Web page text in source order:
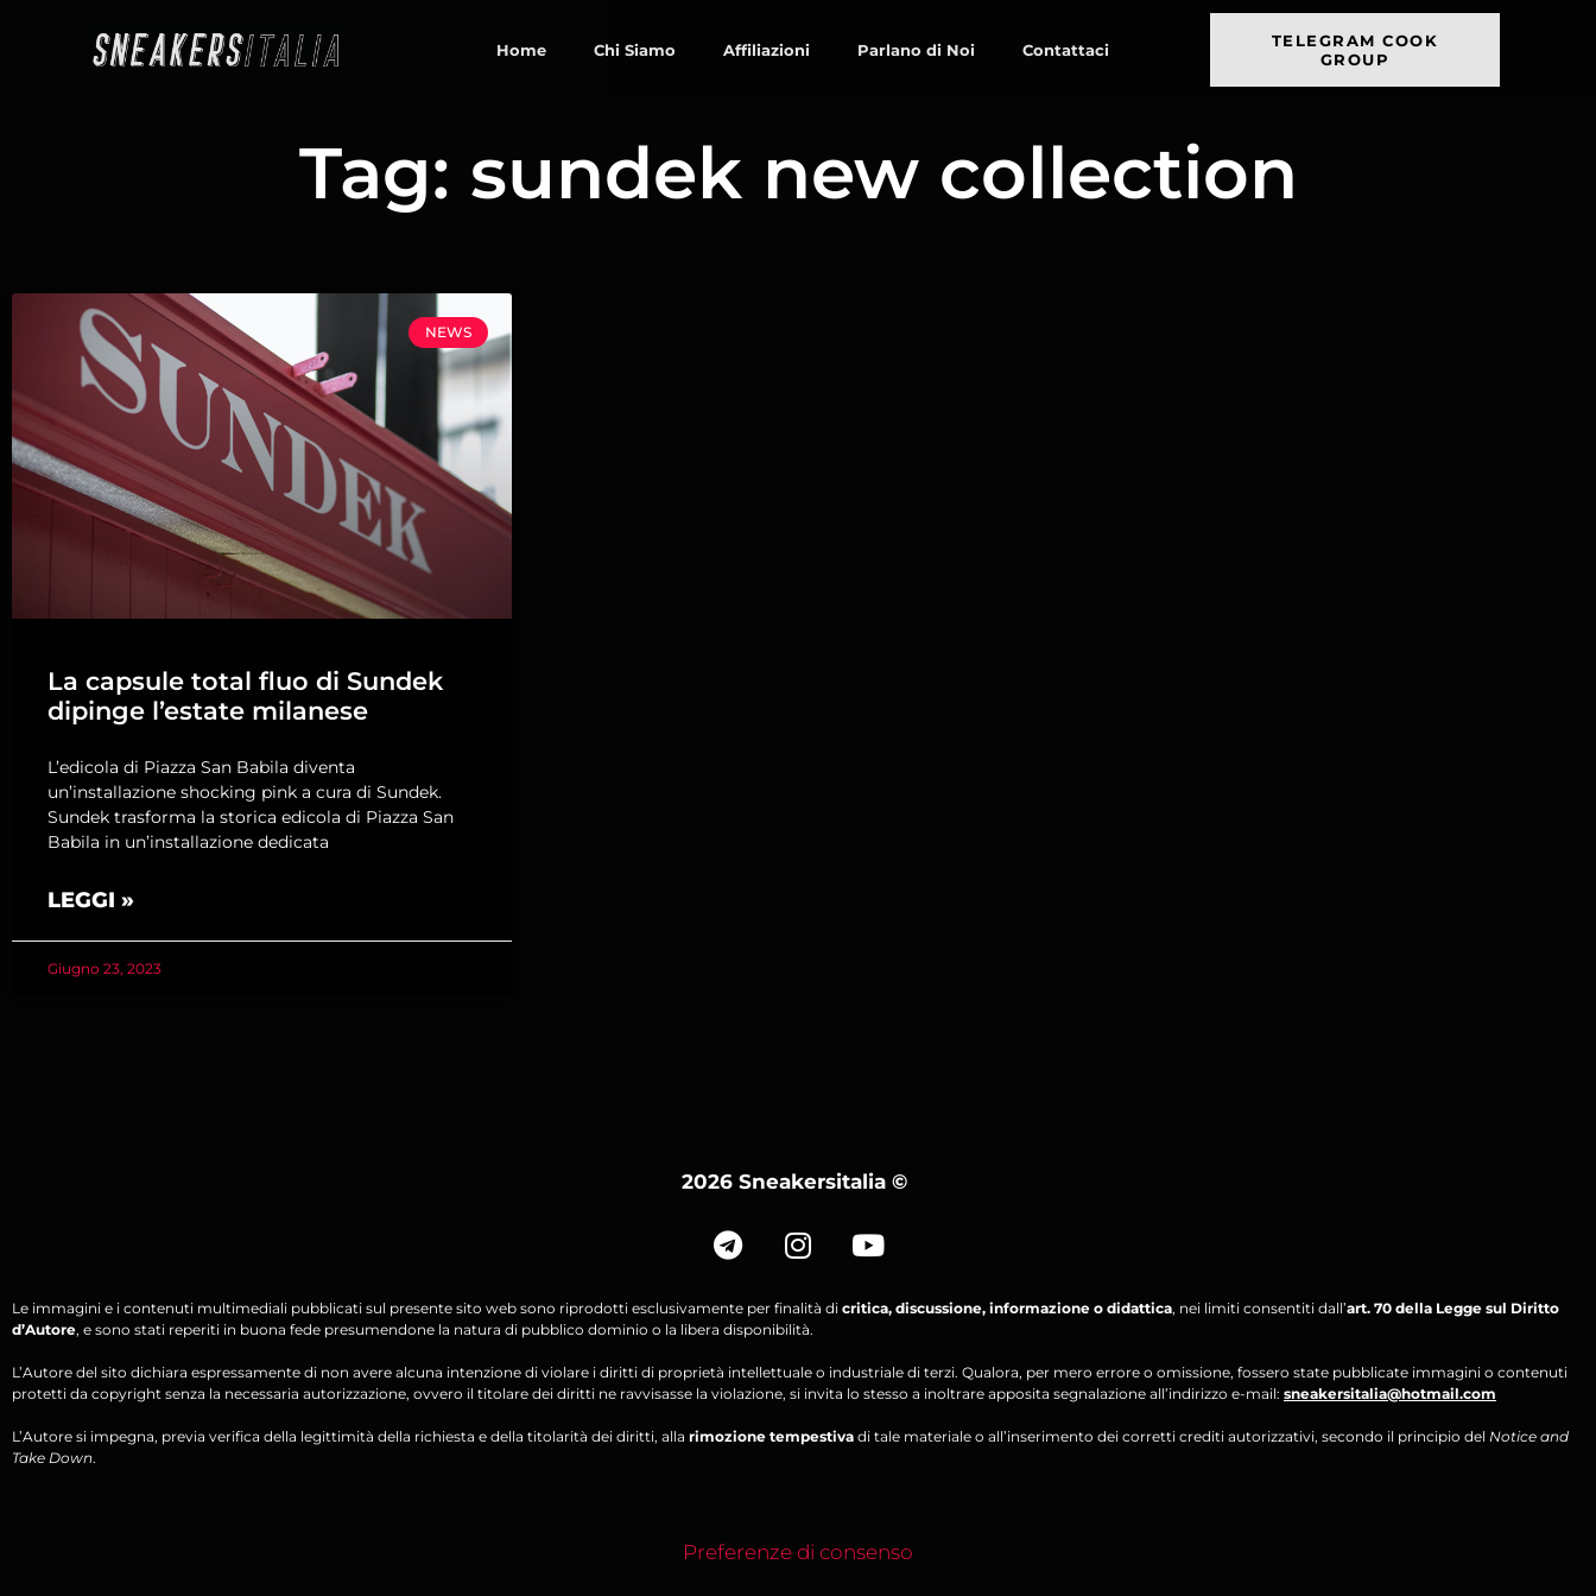
Home Chi Siamo Affiliazioni Parlano di Noi Contattaci
TELEGRAM COOK
GROUP
Tag: sundek new collection
NEWS
La capsule total fluo di Sundek
dipinge l’estate milanese
L’edicola di Piazza San Babila diventa
un’installazione shocking pink a cura di Sundek.
Sundek trasforma la storica edicola di Piazza San
Babila in un’installazione dedicata
LEGGI »
Giugno 23, 2023
2026 Sneakersitalia©
Le immagini e i contenuti multimediali pubblicati sul presente sito web sono riprodotti esclusivamente per finalità di critica, discussione, informazione o didattica, nei limiti consentiti dall’art. 70 della Legge sul Diritto
d’Autore, e sono stati reperiti in buona fede presumendone la natura di pubblico dominio o la libera disponibilità.
L’Autore del sito dichiara espressamente di non avere alcuna intenzione di violare i diritti di proprietà intellettuale o industriale di terzi. Qualora, per mero errore o omissione, fossero state pubblicate immagini o contenuti
protetti da copyright senza la necessaria autorizzazione, ovvero il titolare dei diritti ne ravvisasse la violazione, si invita lo stesso a inoltrare apposita segnalazione all’indirizzo e-mail: sneakersitalia@hotmail.com
L’Autore si impegna, previa verifica della legittimità della richiesta e della titolarità dei diritti, alla rimozione tempestiva di tale materiale o all’inserimento dei corretti crediti autorizzativi, secondo il principio del Notice and
Take Down.
Preferenze di consenso